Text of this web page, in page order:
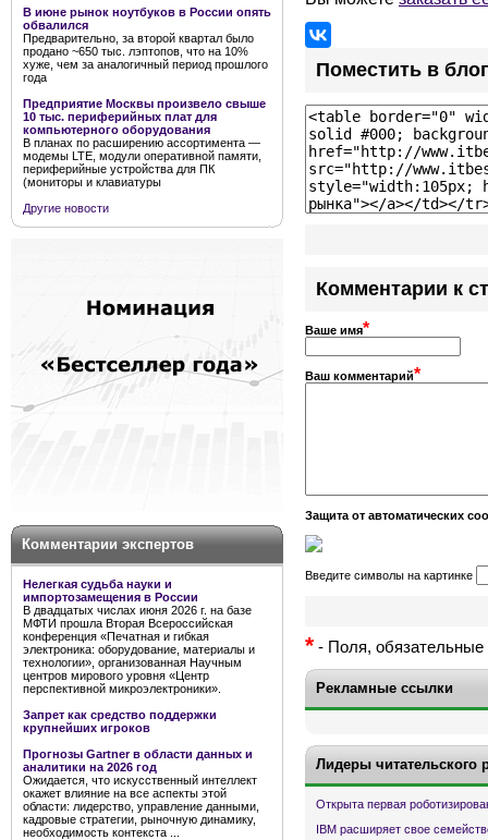
В июне рынок ноутбуков в России опять
обвалился
Предварительно, за второй квартал было
продано ~650 тыс. лэптопов, что на 10%
хуже, чем за аналогичный период прошлого
года
Предприятие Москвы произвело свыше
10 тыс. периферийных плат для
компьютерного оборудования
В планах по расширению ассортимента —
модемы LTE, модули оперативной памяти,
периферийные устройства для ПК
(мониторы и клавиатуры
Другие новости
Комментарии экспертов
Нелегкая судьба науки и
импортозамещения в России
В двадцатых числах июня 2026 г. на базе
МФТИ прошла Вторая Всероссийская
конференция «Печатная и гибкая
электроника: оборудование, материалы и
технологии», организованная Научным
центров мирового уровня «Центр
перспективной микроэлектроники».
Запрет как средство поддержки
крупнейших игроков
Прогнозы Gartner в области данных и
аналитики на 2026 год
Ожидается, что искусственный интеллект
окажет влияние на все аспекты этой
области: лидерство, управление данными,
кадровые стратегии, рыночную динамику,
необходимость контекста ...
Поместить в блог
Комментарии к
Ваше имя*
Ваш комментарий*
Защита от автоматических
Введите символы на картинке
* - Поля, обязательные
Рекламные ссылки
Лидеры читательского
Открыта первая
IBM расширяет свое